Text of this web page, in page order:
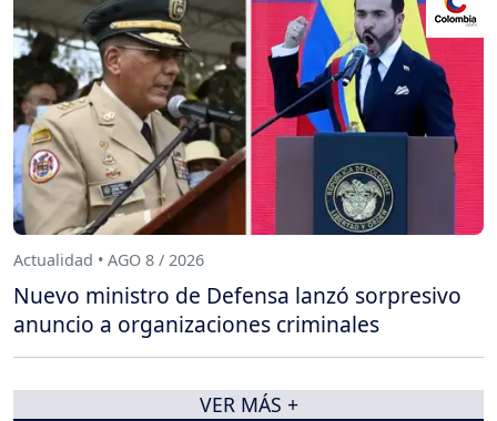
Actualidad • AGO 8 / 2026
Nuevo ministro de Defensa lanzó sorpresivo
anuncio a organizaciones criminales
VER MÁS +